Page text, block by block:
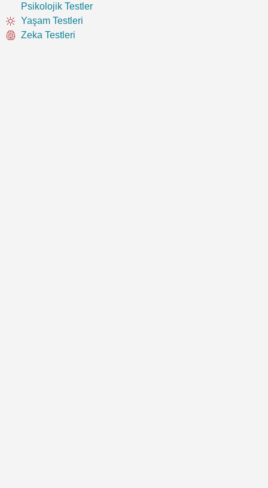
Psikolojik Testler
Yaşam Testleri
Zeka Testleri